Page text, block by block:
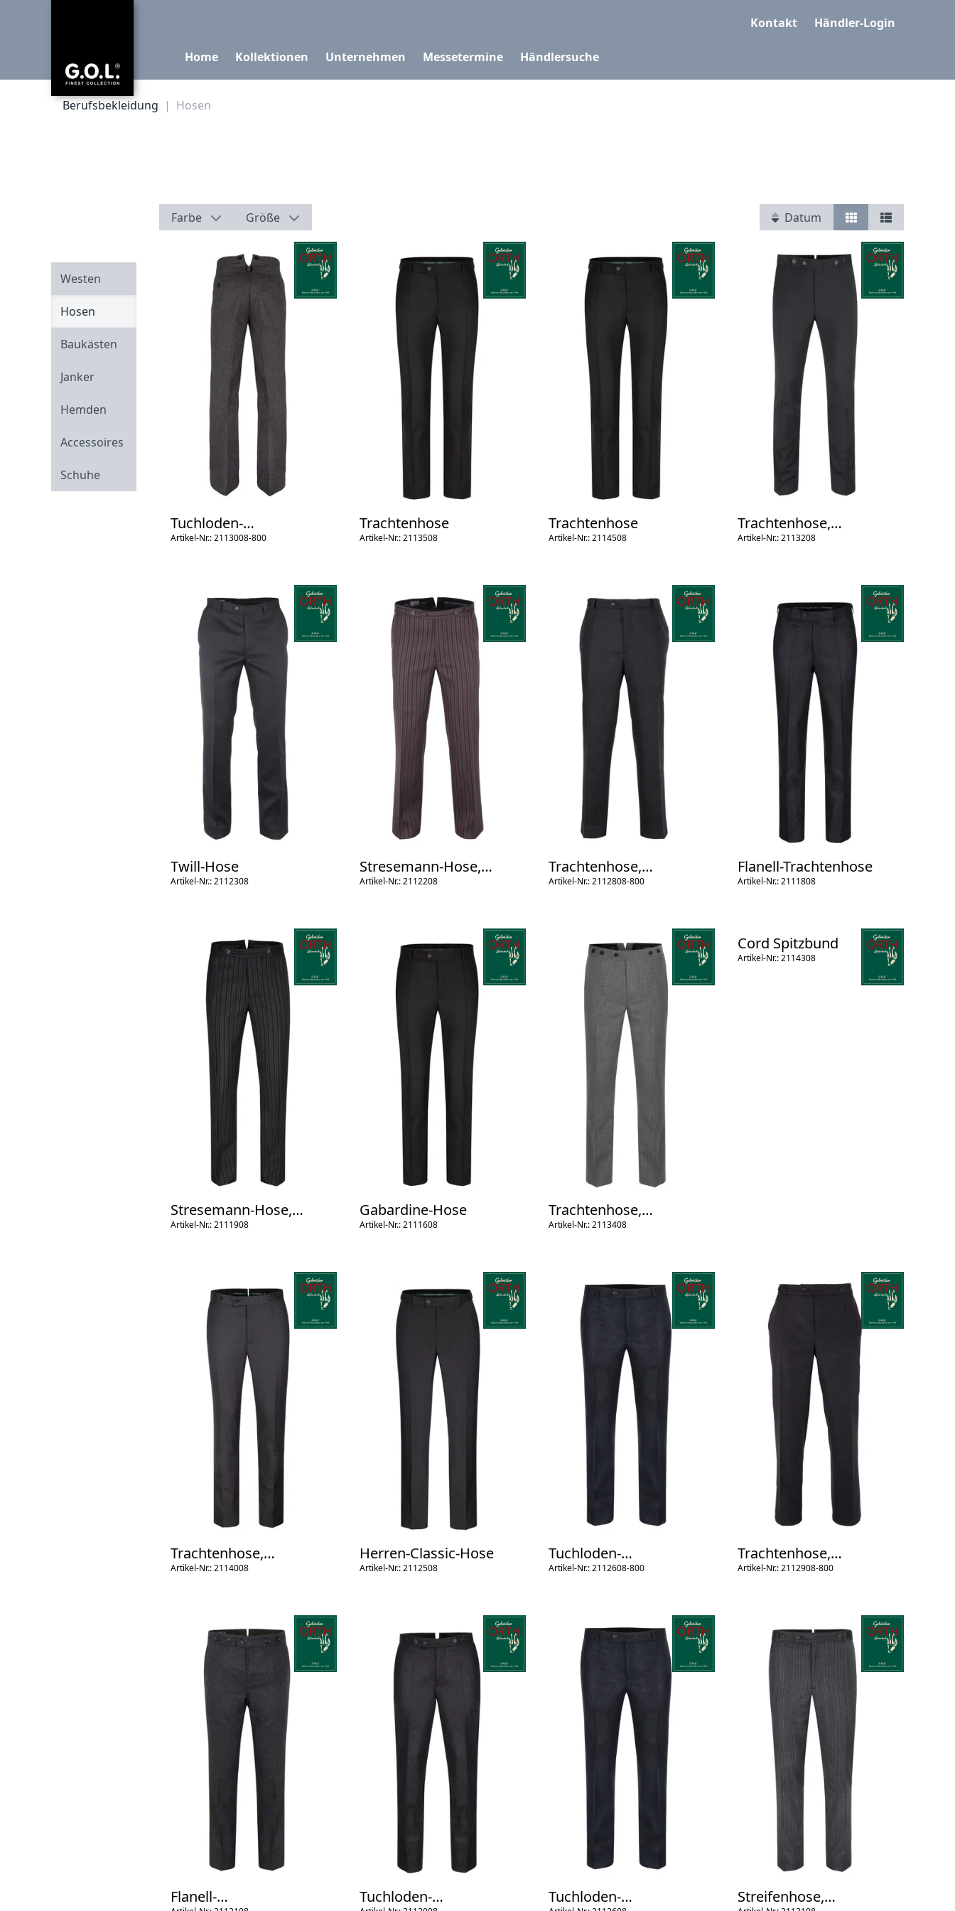
Kontakt Händler-Login
Home Kollektionen Unternehmen Messetermine Händlersuche
Berufsbekleidung | Hosen
Westen
Hosen
Baukästen
Janker
Hemden
Accessoires
Schuhe
Farbe Größe Datum
Tuchloden-
Trachtenhose/Spitzb.
Artikel-Nr.: 2113008-800
Trachtenhose
Artikel-Nr.: 2113508
Trachtenhose
Artikel-Nr.: 2114508
Trachtenhose,
Spitzbund
Artikel-Nr.: 2113208
Twill-Hose
Artikel-Nr.: 2112308
Stresemann-Hose,
Spitzbund
Artikel-Nr.: 2112208
Trachtenhose,
Normalbund
Artikel-Nr.: 2112808-800
Flanell-Trachtenhose
Artikel-Nr.: 2111808
Stresemann-Hose,
Spitzbund
Artikel-Nr.: 2111908
Gabardine-Hose
Artikel-Nr.: 2111608
Trachtenhose,
Spitzbund
Artikel-Nr.: 2113408
Cord Spitzbund
Artikel-Nr.: 2114308
Trachtenhose,
Spitzbund
Artikel-Nr.: 2114008
Herren-Classic-Hose
Artikel-Nr.: 2112508
Tuchloden-
Trachtenhose o.P.
Artikel-Nr.: 2112608-800
Trachtenhose,
Spitzbund
Artikel-Nr.: 2112908-800
Flanell-
Tuchloden-
Tuchloden-
Streifenhose,